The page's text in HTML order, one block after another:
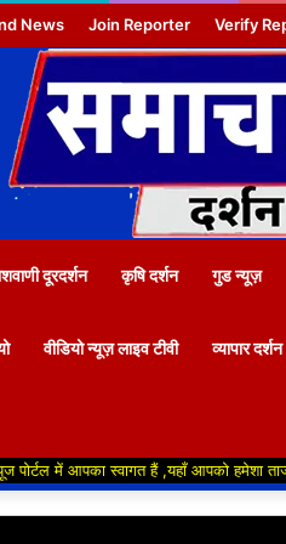
News Join Reporter Verify
दूरदर्शन कृषि दर्शन गुड न्यूज़
वीडियो न्यूज़ लाइव टीवी व्यापार दर्शन
स्वागत हैं ,यहाँ आपको हमेशा ताजा खबरों